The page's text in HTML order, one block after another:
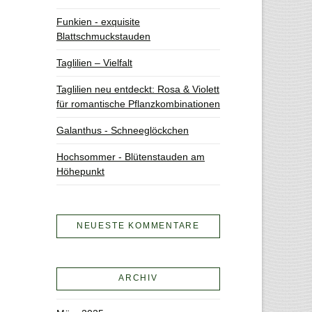
Funkien - exquisite
Blattschmuckstauden
Taglilien – Vielfalt
Taglilien neu entdeckt: Rosa & Violett
für romantische Pflanzkombinationen
Galanthus - Schneeglöckchen
Hochsommer - Blütenstauden am
Höhepunkt
NEUESTE KOMMENTARE
ARCHIV